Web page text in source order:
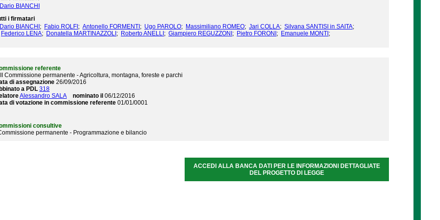
Dario BIANCHI
i firmatari
Dario BIANCHI ; Fabio ROLFI ; Antonello FORMENTI ; Ugo PAROLO; Massimiliano ROMEO; Jari COLLA; Silvana SANTISI in SAITA;
Federico LENA; Donatella MARTINAZZOLI ; Roberto ANELLI ; Giampiero REGUZZONI ; Pietro FORONI ; Emanuele MONTI ;
referente
Commissione permanente - Agricoltura, montagna, foreste e parchi
di assegnazione 26/09/2016
a PDL 318
Alessandro SALA nominato il 06/12/2016
di votazione in commissione referente 01/01/0001
consultive
permanente - Programmazione e bilancio
ACCEDI ALLA BANCA DATI PER LE INFORMAZIONI DETTAGLIATE
DEL PROGETTO DI LEGGE